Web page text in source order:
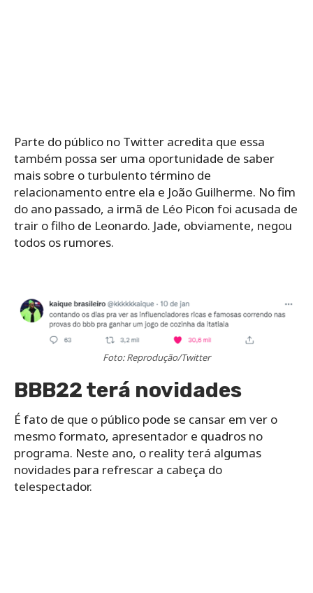
Parte do público no Twitter acredita que essa
também possa ser uma oportunidade de saber
mais sobre o turbulento término de
relacionamento entre ela e João Guilherme. No fim
do ano passado, a irmã de Léo Picon foi acusada de
trair o filho de Leonardo. Jade, obviamente, negou
todos os rumores.
Foto: Reprodução/Twitter
BBB22 terá novidades
É fato de que o público pode se cansar em ver o
mesmo formato, apresentador e quadros no
programa. Neste ano, o reality terá algumas
novidades para refrescar a cabeça do
telespectador.